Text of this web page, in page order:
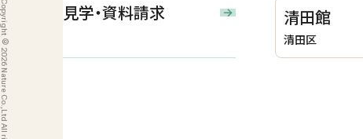
見学・資料請求 清田館
清田区
Copyright © 2026 Nature Co.,Ltd All rights reserved.